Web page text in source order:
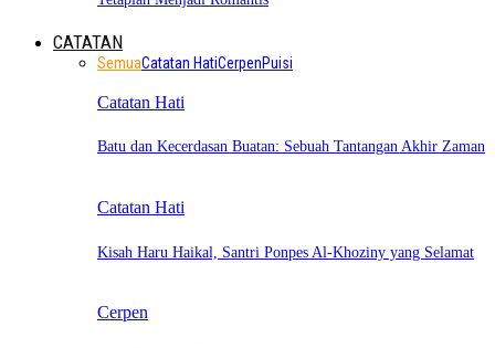
CATATAN
SemuaCatatan HatiCerpenPuisi
Catatan Hati
Batu dan Kecerdasan Buatan: Sebuah Tantangan Akhir Zaman
Catatan Hati
Kisah Haru Haikal, Santri Ponpes Al-Khoziny yang Selamat
Cerpen